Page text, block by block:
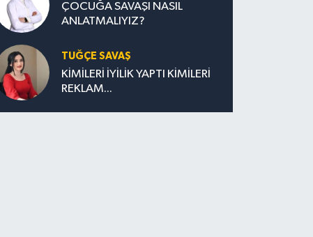
ÇOCUĞA SAVAŞI NASIL
ANLATMALIYIZ?
TUĞÇE SAVAŞ
KİMİLERİ İYİLİK YAPTI KİMİLERİ
REKLAM...